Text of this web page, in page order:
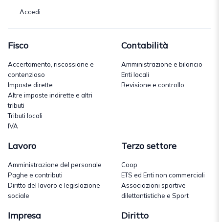
Accedi
Fisco
Accertamento, riscossione e
contenzioso
Imposte dirette
Altre imposte indirette e altri
tributi
Tributi locali
IVA
Contabilità
Amministrazione e bilancio
Enti locali
Revisione e controllo
Lavoro
Amministrazione del personale
Paghe e contributi
Diritto del lavoro e legislazione
sociale
Terzo settore
Coop
ETS ed Enti non commerciali
Associazioni sportive
dilettantistiche e Sport
Impresa Diritto